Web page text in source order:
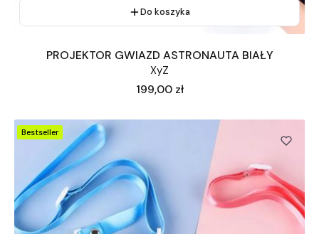
Do koszyka
PROJEKTOR GWIAZD ASTRONAUTA BIAŁY
XyZ
Cena
199,00 zł
Bestseller